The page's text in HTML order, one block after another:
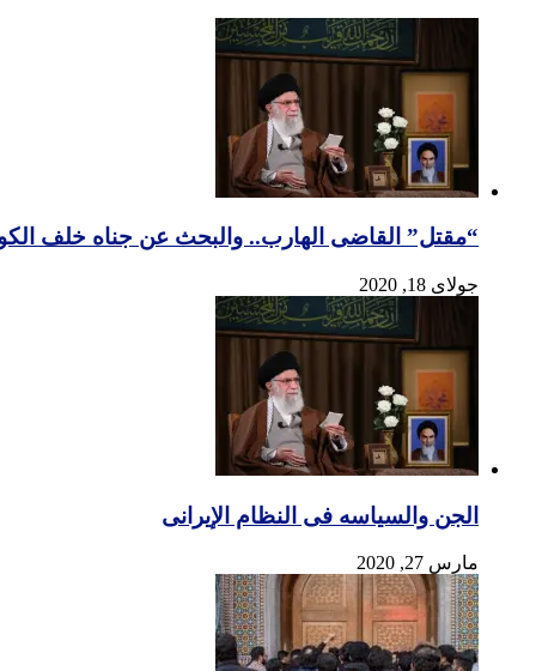
“مقتل” القاضی الهارب.. والبحث عن جناه خلف
جولای 18, 2020
الجن والسیاسه فی النظام اﻹیرانی
مارس 27, 2020